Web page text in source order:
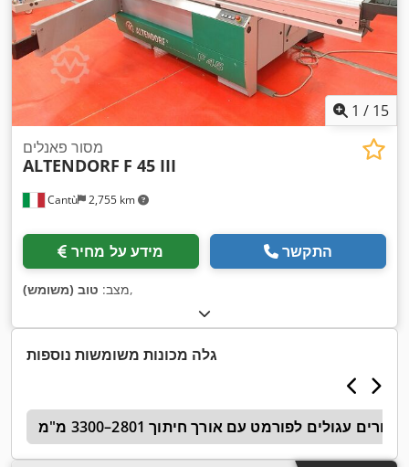
1 / 15
Cantù 2,755 km
מסור פאנלים
ALTENDORF F 45 III
מידע על מחיר התקשר
מצב: טוב (משומש) ,
גלה מכונות משומשות נוספות
מסורים עגולים לפורמט עם אורך חיתוך 2801–3300 מ"מ